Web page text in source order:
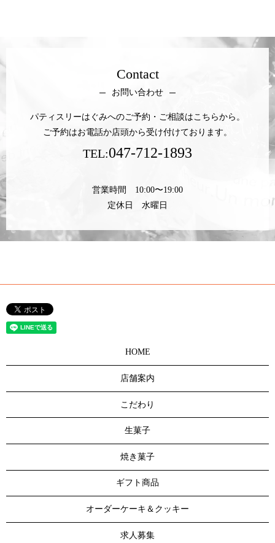
Contact
お問い合わせ
パティスリーはぐみへのご予約・ご相談はこちらから。
ご予約はお電話か店頭から受け付けております。
TEL:047-712-1893
営業時間 10:00〜19:00
定休日 水曜日
HOME
店舗案内
こだわり
生菓子
焼き菓子
ギフト商品
オーダーケーキ＆クッキー
求人募集